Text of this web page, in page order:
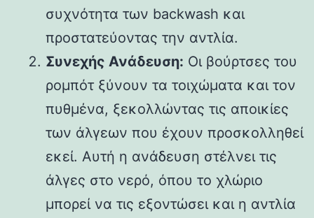
συχνότητα των backwash και
προστατεύοντας την αντλία.
Συνεχής Ανάδευση: Οι βούρτσες του
ρομπότ ξύνουν τα τοιχώματα και τον
πυθμένα, ξεκολλώντας τις αποικίες
των άλγεων που έχουν προσκολληθεί
εκεί. Αυτή η ανάδευση στέλνει τις
άλγες στο νερό, όπου το χλώριο
μπορεί να τις εξοντώσει και η αντλία